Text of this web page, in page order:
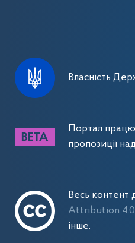
Власність
Портал
пропозиції
Весь контент
Attribution
інше.